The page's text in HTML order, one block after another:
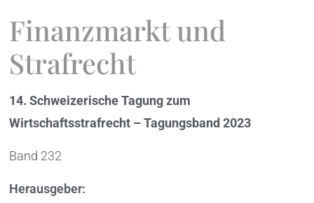
Finanzmarkt und
Strafrecht
14. Schweizerische Tagung zum
Wirtschaftsstrafrecht – Tagungsband 2023
Band 232
Herausgeber: